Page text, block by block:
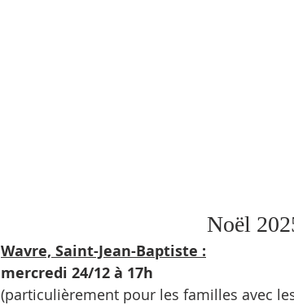
Noël
Wavre, Saint-Jean-Baptiste :
mercredi 24/12 à 17h
(particulièrement pour les familles avec